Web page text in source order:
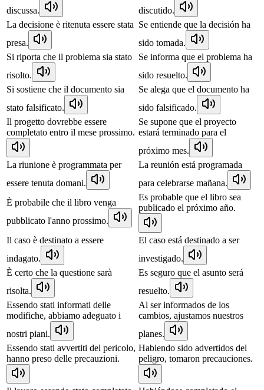
discussa.
discutido.
La decisione è ritenuta essere stata
presa.
Se entiende que la decisión ha
sido tomada.
Si riporta che il problema sia stato
risolto.
Se informa que el problema ha
sido resuelto.
Si sostiene che il documento sia
stato falsificato.
Se alega que el documento ha
sido falsificado.
Il progetto dovrebbe essere
completato entro il mese prossimo.
Se supone que el proyecto
estará terminado para el
próximo mes.
La riunione è programmata per
essere tenuta domani.
La reunión está programada
para celebrarse mañana.
È probabile che il libro venga
pubblicato l'anno prossimo.
Es probable que el libro sea
publicado el próximo año.
Il caso è destinato a essere
indagato.
El caso está destinado a ser
investigado.
È certo che la questione sarà
risolta.
Es seguro que el asunto será
resuelto.
Essendo stati informati delle
modifiche, abbiamo adeguato i
nostri piani.
Al ser informados de los
cambios, ajustamos nuestros
planes.
Essendo stati avvertiti del pericolo,
hanno preso delle precauzioni.
Habiendo sido advertidos del
peligro, tomaron precauciones.